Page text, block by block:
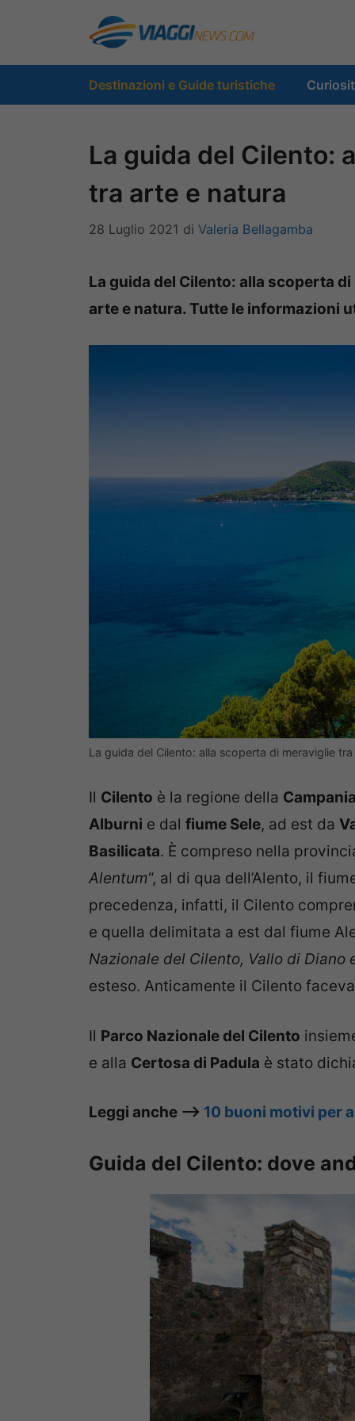
contenuto
Destinazioni e Guide turistiche
La guida del Cilento:
tra arte e natura
28 Luglio 2021 di Valeria Bellagamba
La guida del Cilento: alla scoperta
arte e natura. Tutte le informazioni
La guida del Cilento: alla scoperta di meraviglie
Il Cilento è la regione della
Alburni e dal fiume Sele, ad est da
Basilicata. È compreso nella
Alentum“, al di qua dell’Alento, il
precedenza, infatti, il Cilento
e quella delimitata a est dal fiume
Nazionale del Cilento, Vallo di Diano
esteso. Anticamente il Cilento
Il Parco Nazionale del Cilento
e alla Certosa di Padula è stato
Leggi anche –> 10 buoni motivi per
Guida del Cilento: dove